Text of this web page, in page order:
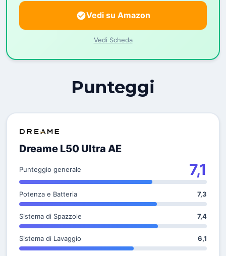
Vedi su Amazon
Vedi Scheda
Punteggi
Dreame L50 Ultra AE
Punteggio generale 7,1
Potenza e Batteria 7,3
Sistema di Spazzole 7,4
Sistema di Lavaggio 6,1